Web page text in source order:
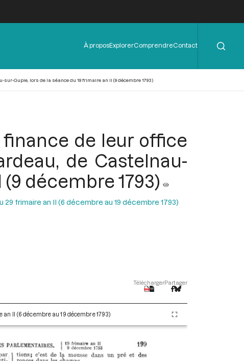
Menu
de
À proposExplorerComprendreContact
Gupie, lors de la séance du 19 frimaire an II (9 décembre 1793)
de leur office
de Castelnau-
décembre 1793)
29 frimaire an II (6 décembre au 19 décembre 1793)
TéléchargerPartager
II (6 décembre au 19 décembre 1793)